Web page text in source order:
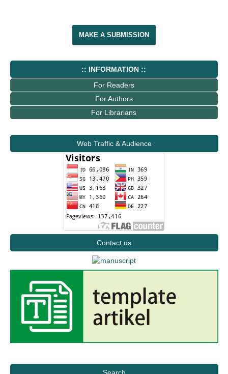
MAKE A SUBMISSION
:: INFORMATION ::
For Readers
For Authors
For Librarians
Web Traffic & Audience
Contact us
Search